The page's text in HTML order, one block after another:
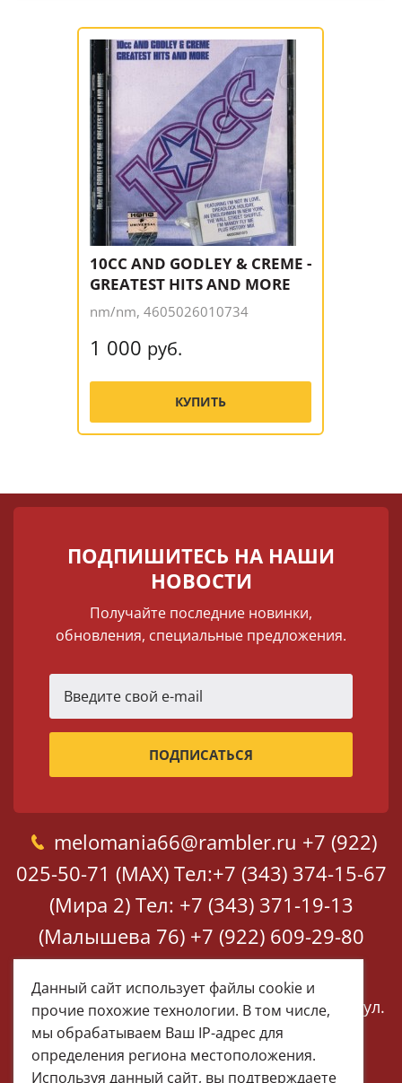
10CC AND GODLEY & CREME -
GREATEST HITS AND MORE
nm/nm, 4605026010734
1 000 руб.
КУПИТЬ
ПОДПИШИТЕСЬ НА НАШИ
НОВОСТИ
Получайте последние новинки,
обновления, специальные предложения.
melomania66@rambler.ru +7 (922)
025-50-71 (MAX) Тел:+7 (343) 374-15-67
(Мира 2) Тел: +7 (343) 371-19-13
(Малышева 76) +7 (922) 609-29-80
(MAX)
Екатеринбург, ул. Мира 2
Екатеринбург, ул.
Малышева 76
Данный сайт использует файлы cookie и
прочие похожие технологии. В том числе,
мы обрабатываем Ваш IP-адрес для
определения региона местоположения.
Используя данный сайт, вы подтверждаете